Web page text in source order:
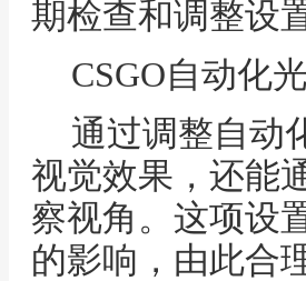
期检查和调整设置
CSGO自动化
通过调整自动
视觉效果，还能
察视角。这项设
的影响，由此合